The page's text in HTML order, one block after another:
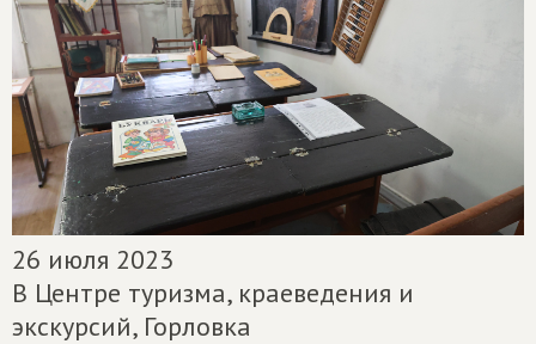
26 июля 2023
В Центре туризма, краеведения и
экскурсий, Горловка